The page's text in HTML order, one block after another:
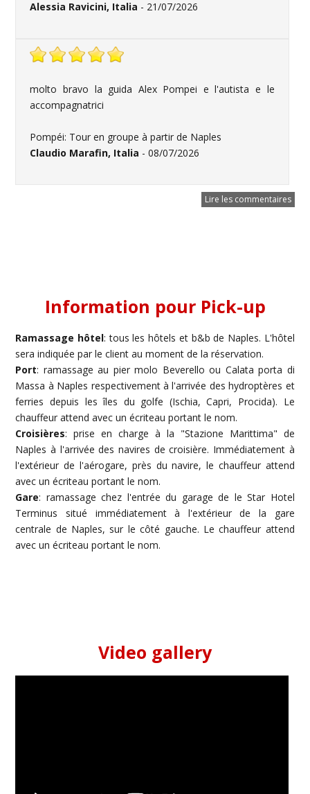
Alessia Ravicini, Italia - 21/07/2026
molto bravo la guida Alex Pompei e l'autista e le
accompagnatrici
Pompéi: Tour en groupe à partir de Naples
Claudio Marafin, Italia - 08/07/2026
Lire les commentaires
Information pour Pick-up
Ramassage hôtel: tous les hôtels et b&b de Naples. L'hôtel
sera indiquée par le client au moment de la réservation.
Port: ramassage au pier molo Beverello ou Calata porta di
Massa à Naples respectivement à l'arrivée des hydroptères et
ferries depuis les îles du golfe (Ischia, Capri, Procida). Le
chauffeur attend avec un écriteau portant le nom.
Croisières: prise en charge à la "Stazione Marittima" de
Naples à l'arrivée des navires de croisière. Immédiatement à
l'extérieur de l'aérogare, près du navire, le chauffeur attend
avec un écriteau portant le nom.
Gare: ramassage chez l'entrée du garage de le Star Hotel
Terminus situé immédiatement à l'extérieur de la gare
centrale de Naples, sur le côté gauche. Le chauffeur attend
avec un écriteau portant le nom.
Video gallery